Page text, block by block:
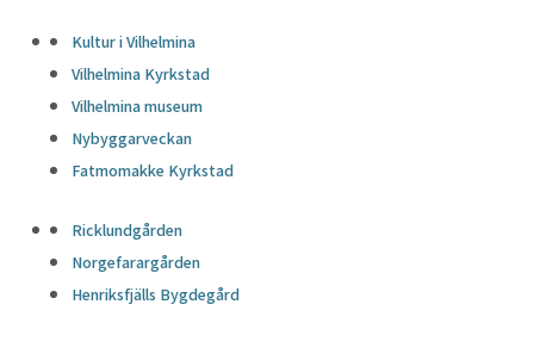
Kultur i Vilhelmina
Vilhelmina Kyrkstad
Vilhelmina museum
Nybyggarveckan
Fatmomakke Kyrkstad
Ricklundgården
Norgefarargården
Henriksfjälls Bygdegård